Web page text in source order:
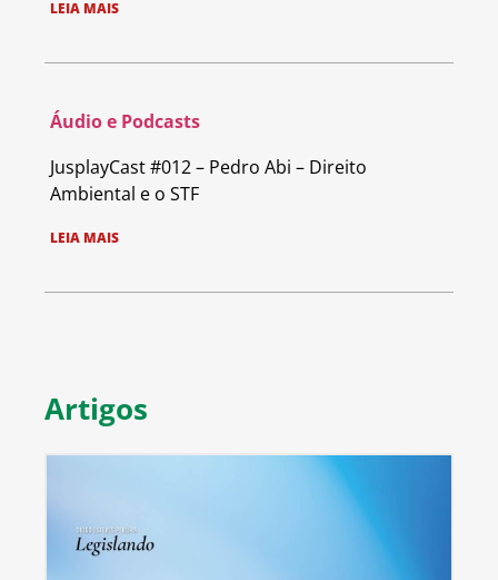
LEIA MAIS
Áudio e Podcasts
JusplayCast #012 – Pedro Abi – Direito
Ambiental e o STF
LEIA MAIS
Artigos